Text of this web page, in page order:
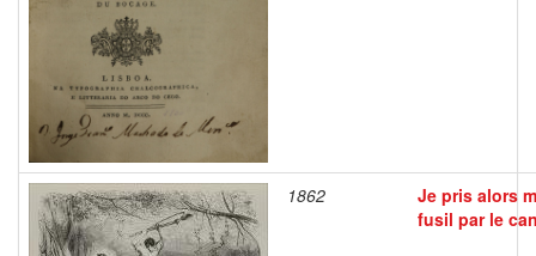
1862
Je pris alors
fusil par le